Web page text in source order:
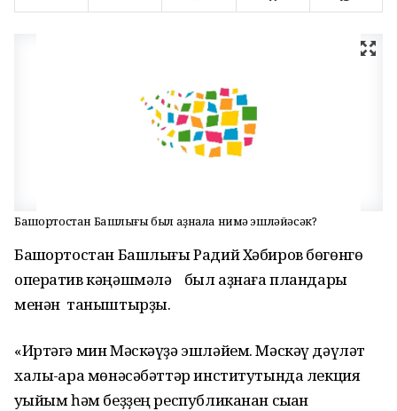
Башҡортостан Башлығы был аҙнала нимә эшләйәсәк?
Башҡортостан Башлығы Радий Хәбиров бөгөнгө
оператив кәңәшмәлә был аҙнаға пландары
менән таныштырҙы.
«Иртәгә мин Мәскәүҙә эшләйем. Мәскәү дәүләт
халыҡ-ара мөнәсәбәттәр институтында лекция
уҡыйым һәм беҙҙең республиканан сыҡҡан